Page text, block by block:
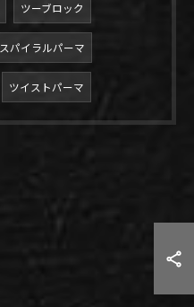
ツーブロック
スパイラルパーマ
ツイストパーマ